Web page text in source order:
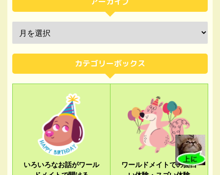
カテゴリーボックス
いろいろなお話がワール
ワールドメイトでの面白